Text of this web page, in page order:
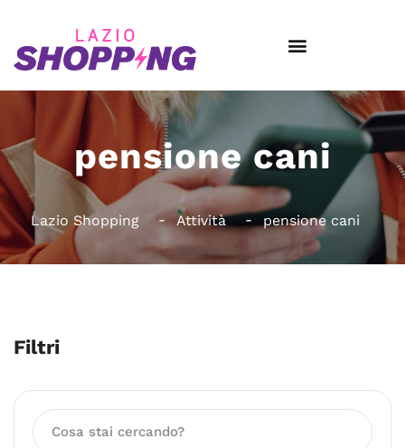
pensione cani
Lazio Shopping Attività pensione cani
Filtri